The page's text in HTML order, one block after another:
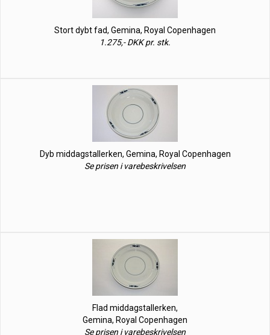
Stort dybt fad, Gemina, Royal Copenhagen
1.275,- DKK pr. stk.
Dyb middagstallerken, Gemina, Royal Copenhagen
Se prisen i varebeskrivelsen
Flad middagstallerken,
Gemina, Royal Copenhagen
Se prisen i varebeskrivelsen